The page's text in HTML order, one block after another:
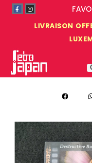
LIVRAISON